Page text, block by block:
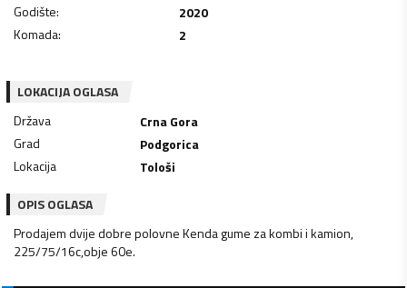
Godište:
2020
Komada: 2
LOKACIJA OGLASA
Država
Crna Gora
Grad
Podgorica
Lokacija
Tološi
OPIS OGLASA
Prodajem dvije dobre polovne Kenda gume za kombi i kamion,
225/75/16c,obje 60e.